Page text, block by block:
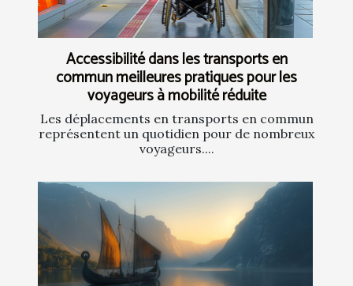
Accessibilité dans les transports en
commun meilleures pratiques pour les
voyageurs à mobilité réduite
Les déplacements en transports en commun
représentent un quotidien pour de nombreux
voyageurs....